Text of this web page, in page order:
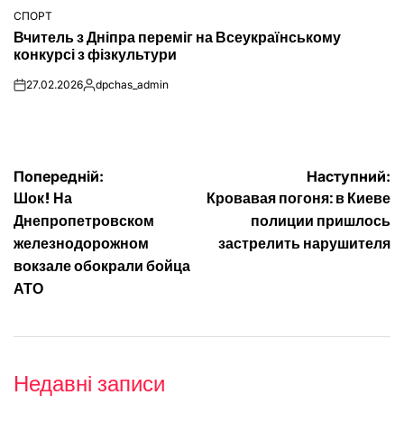
ОПУБЛІКУВАТИ
У
СПОРТ
Вчитель з Дніпра переміг на Всеукраїнському
конкурсі з фізкультури
on27.02.2026Опубліковано
dpchas_admin
Навігація
записів
Попередній:
Шок! На
Днепропетровском
железнодорожном
вокзале обокрали бойца
АТО
Наступний:
Кровавая погоня: в Киеве
полиции пришлось
застрелить нарушителя
Недавні записи